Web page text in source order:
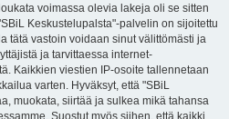
voimassa olevia lakeja oli se sitten
Keskustelupalsta"-palvelin on sijoitettu
tätä vastoin voidaan sinut välittömästi ja
ja tarvittaessa internet-
Kaikkien viestien IP-osoite tallennetaan
varten. Hyväksyt, että "SBiL
muokata, siirtää ja sulkea mikä tahansa
Suostut myös siihen, että kaikki